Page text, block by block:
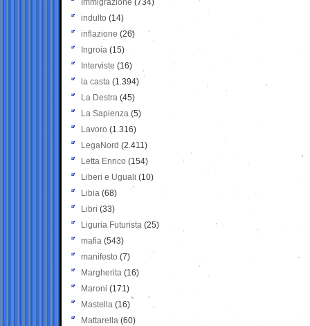
Immigrazione (734)
indulto (14)
inflazione (26)
Ingroia (15)
Interviste (16)
la casta (1.394)
La Destra (45)
La Sapienza (5)
Lavoro (1.316)
LegaNord (2.411)
Letta Enrico (154)
Liberi e Uguali (10)
Libia (68)
Libri (33)
Liguria Futurista (25)
mafia (543)
manifesto (7)
Margherita (16)
Maroni (171)
Mastella (16)
Mattarella (60)